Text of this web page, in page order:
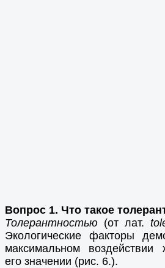
Вопрос 1. Что такое
Толерантностью (от лат.
Экологические факторы
максимальном воздействии
его значении (рис. 6.).